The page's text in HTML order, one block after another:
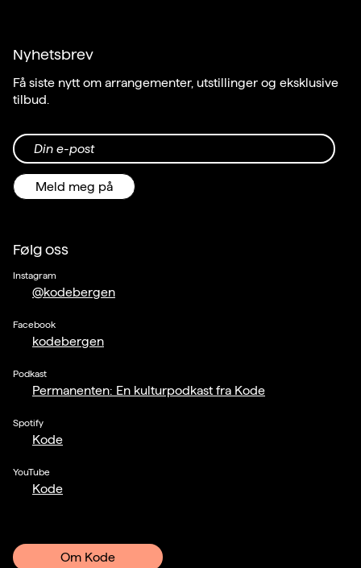
Nyhetsbrev
Få siste nytt om arrangementer, utstillinger og eksklusive
tilbud.
Din e-post
Meld meg på
Følg oss
Instagram
@kodebergen
Facebook
kodebergen
Podkast
Permanenten: En kulturpodkast fra Kode
Spotify
Kode
YouTube
Kode
Om Kode